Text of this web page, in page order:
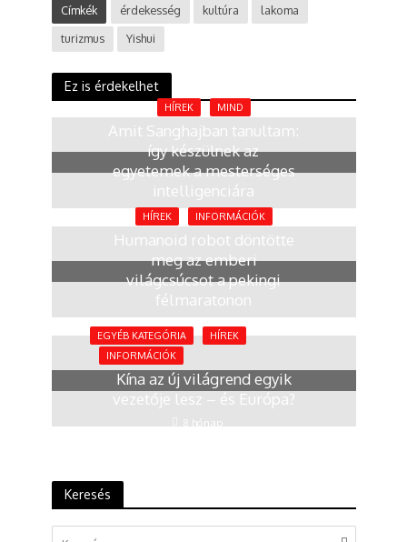
Címkék érdekesség kultúra
lakoma
turizmus
Yishui
Ez is érdekelhet
HÍREK MIND
Amit Sanghajban tanultam:
így készülnek az
egyetemek a mesterséges
intelligenciára
2 hónap
HÍREK INFORMÁCIÓK
Humanoid robot döntötte
meg az emberi
világcsúcsot a pekingi
félmaratonon
EGYÉB KATEGÓRIA
HÍREK
INFORMÁCIÓK
Kína az új világrend egyik
vezetője lesz – és Európa?
8 hónap
Keresés